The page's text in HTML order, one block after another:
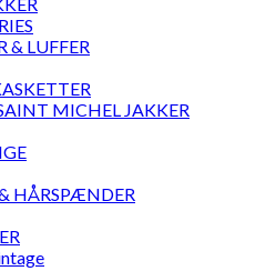
& LUFFER
MICHEL JAKKER
HÅRSPÆNDER